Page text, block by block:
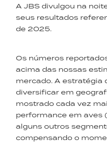
A JBS divulgou na
seus resultados
de 2025.
Os números
acima das nossas
mercado. A estratégia
diversificar em
mostrado cada vez
performance em aves
alguns outros
compensando o